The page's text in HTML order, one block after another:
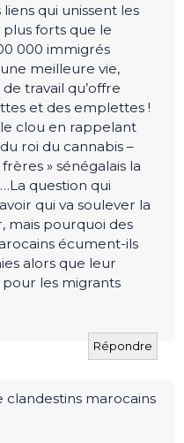
qui unissent les
plus forts que le
000 immigrés
meilleure vie,
travail qu’offre
et des emplettes !
clou en rappelant
roi du cannabis –
» sénégalais la
question qui
qui va soulever la
mais pourquoi des
écument-ils
alors que leur
les migrants
Répondre
clandestins marocains